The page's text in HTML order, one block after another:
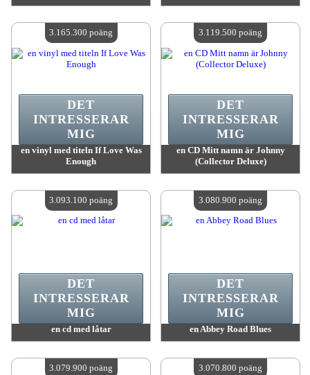
Antal tillgängliga:4
Antal tillgängliga:4
en vinyl med titeln If Love Was
Enough
Antal tillgängliga:4
DET
INTRESSERAR
MIG
3.165.300 poäng
en CD Mitt namn är Johnny
(Collector Deluxe)
Antal tillgängliga:4
DET
INTRESSERAR
MIG
3.119.500 poäng
en cd med låtar
Antal tillgängliga:4
DET
INTRESSERAR
MIG
3.093.100 poäng
en Abbey Road Blues
Antal tillgängliga:4
DET
INTRESSERAR
MIG
3.080.900 poäng
3.079.900 poäng 3.070.800 poäng